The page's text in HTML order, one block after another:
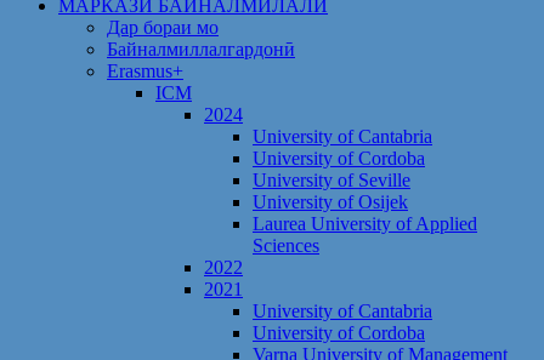
МАРКАЗИ БАЙНАЛМИЛАЛӢ
Дар бораи мо
Байналмиллалгардонӣ
Erasmus+
ICM
2024
University of Cantabria
University of Cordoba
University of Seville
University of Osijek
Laurea University of Applied
Sciences
2022
2021
University of Cantabria
University of Cordoba
Varna University of Management